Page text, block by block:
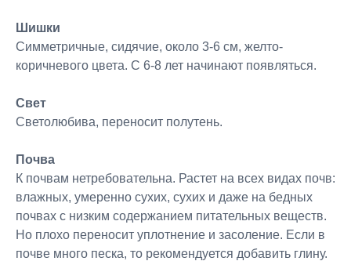
Шишки
Симметричные, сидячие, около 3-6 см, желто-
коричневого цвета. С 6-8 лет начинают появляться.
Свет
Светолюбива, переносит полутень.
Почва
К почвам нетребовательна. Растет на всех видах почв:
влажных, умеренно сухих, сухих и даже на бедных
почвах с низким содержанием питательных веществ.
Но плохо переносит уплотнение и засоление. Если в
почве много песка, то рекомендуется добавить глину.